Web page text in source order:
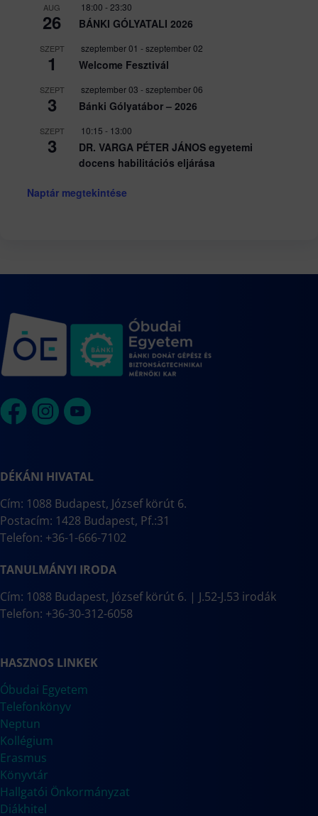
AUG
26
18:00 -23:30
BÁNKI GÓLYATALI 2026
SZEPT
1
szeptember 01 -szeptember 02
Welcome Fesztivál
SZEPT
3
szeptember 03 -szeptember 06
Bánki Gólyatábor – 2026
SZEPT
3
10:15 - 13:00
DR. VARGA PÉTER JÁNOS egyetemi
docens habilitációs eljárása
Naptár megtekintése
DÉKÁNI HIVATAL
Cím: 1088 Budapest, József körút 6.
Postacím: 1428 Budapest, Pf.:31
Telefon: +36-1-666-7102
TANULMÁNYI IRODA
Cím: 1088 Budapest, József körút 6. | J.52-J.53 irodák
Telefon: +36-30-312-6058
HASZNOS LINKEK
Óbudai Egyetem
Telefonkönyv
Neptun
Kollégium
Erasmus
Könyvtár
Hallgatói Önkormányzat
Diákhitel